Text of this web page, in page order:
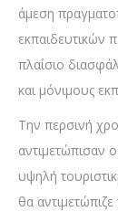
άμεση
εκπαιδευτικών
πλαίσιο
και μόνιμους
Την περσινή
αντιμετώπισαν
υψηλή
θα